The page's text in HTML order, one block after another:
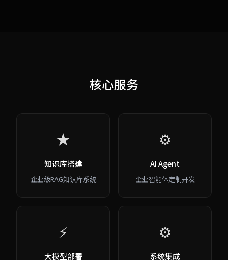
核心服务
★
知识库搭建
企业级RAG知识库系统
⚙
AI Agent
企业智能体定制开发
⚡
大模型部署
⚙
系统集成